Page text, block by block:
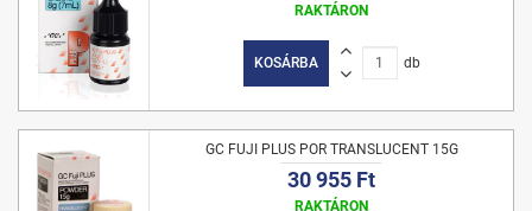
RAKTÁRON
KOSÁRBA db
GC FUJI PLUS POR TRANSLUCENT 15G
30 955 Ft
RAKTÁRON